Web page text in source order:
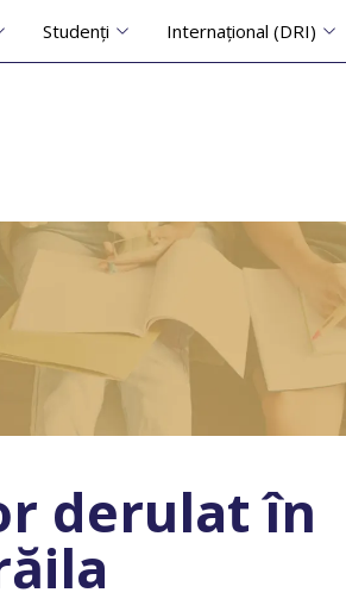
Studenți Internațional (DRI)
derulat în